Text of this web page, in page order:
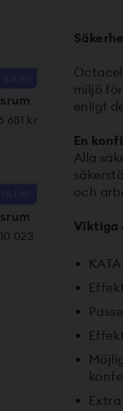
681 kr
023
miljö
enligt
En
Alla
och
Viktiga